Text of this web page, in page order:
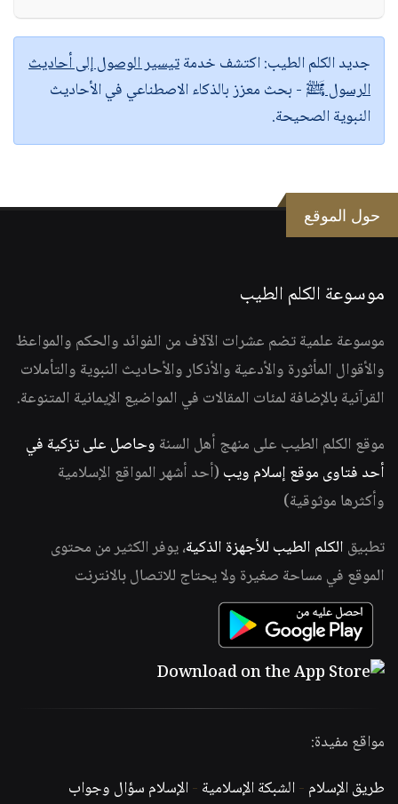
جديد الكلم الطيب:اكتشف خدمةتيسير الوصول إلى أحاديث
الرسول ﷺ - بحث معزز بالذكاء الاصطناعي في الأحاديث
النبوية الصحيحة.
حول الموقع
موسوعة الكلم الطيب
موسوعة علمية تضم عشرات الآلاف من الفوائد والحكم والمواعظ
والأقوال المأثورة والأدعية والأذكار والأحاديث النبوية والتأملات
القرآنية بالإضافة لمئات المقالات في المواضيع الإيمانية المتنوعة.
موقع الكلم الطيب على منهج أهل السنة وحاصل على تزكية في
أحد فتاوى موقع إسلام ويب (أحد أشهر المواقع الإسلامية
وأكثرها موثوقية)
تطبيق الكلم الطيب للأجهزة الذكية، يوفر الكثير من محتوى
الموقع في مساحة صغيرة ولا يحتاج للاتصال بالانترنت
مواقع مفيدة:
طريق الإسلام -الشبكة الإسلامية -الإسلام سؤال وجواب